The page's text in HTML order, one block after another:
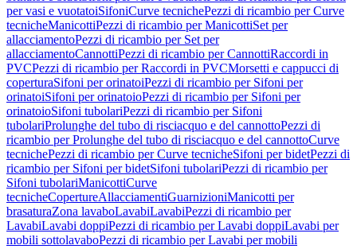
per vasi e vuotatoiSifoniCurve tecnichePezzi di ricambio per Curve
tecnicheManicottiPezzi di ricambio per ManicottiSet per
allacciamentoPezzi di ricambio per Set per
allacciamentoCannottiPezzi di ricambio per CannottiRaccordi in
PVCPezzi di ricambio per Raccordi in PVCMorsetti e cappucci di
coperturaSifoni per orinatoiPezzi di ricambio per Sifoni per
orinatoiSifoni per orinatoioPezzi di ricambio per Sifoni per
orinatoioSifoni tubolariPezzi di ricambio per Sifoni
tubolariProlunghe del tubo di risciacquo e del cannottoPezzi di
ricambio per Prolunghe del tubo di risciacquo e del cannottoCurve
tecnichePezzi di ricambio per Curve tecnicheSifoni per bidetPezzi di
ricambio per Sifoni per bidetSifoni tubolariPezzi di ricambio per
Sifoni tubolariManicottiCurve
tecnicheCopertureAllacciamentiGuarnizioniManicotti per
brasaturaZona lavaboLavabiLavabiPezzi di ricambio per
LavabiLavabi doppiPezzi di ricambio per Lavabi doppiLavabi per
mobili sottolavaboPezzi di ricambio per Lavabi per mobili